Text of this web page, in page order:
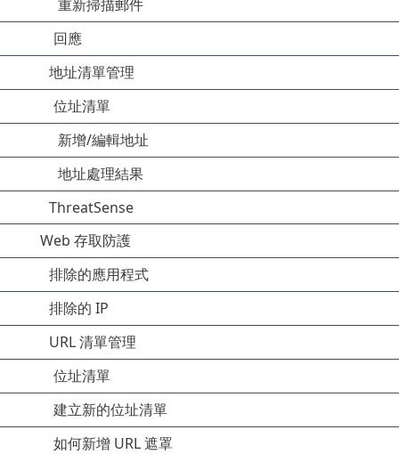
重新掃描郵件
回應
地址清單管理
位址清單
新增/編輯地址
地址處理結果
ThreatSense
Web 存取防護
排除的應用程式
排除的 IP
URL 清單管理
位址清單
建立新的位址清單
如何新增 URL 遮罩